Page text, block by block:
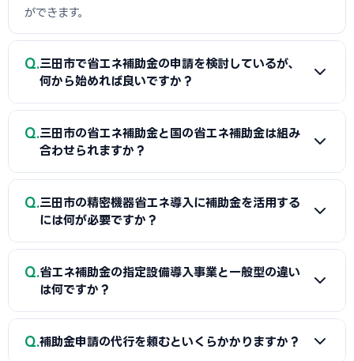
ができます。
Q 三田市で省エネ補助金の申請を検討しているが、
何から始めれば良いですか？
A
まずは省エネ診断（無料または費用補助あり）を受けて
エネルギー使用状況を把握することが第一歩です。次に三田
ついて相談し、GビズIDプライムの取得（2〜3週間必要）を
並行して進めましょう。公募スケジュールに合わせた準備が採
択への近道です。
Q 三田市の省エネ補助金と国の省エネ補助金は組み
合わせられますか？
A
経費項目が重複しなければ三田市（または都道府県）の省
エネ補助金と国のSII補助金の併用が可能です。例えば太陽光
る組み合わせが一般的です。三田商工会で最適な経費配分の
事前確認をお勧めします。
Q 三田市の精密機器省エネ導入に補助金を活用する
には何が必要ですか？
A
省エネ補助金（SII類型）の申請に必要な基本書類は、G
ビズIDプライム・省エネ計算書（現状比較）・設備メーカー
メーカーまたは省エネ診断機関の協力が必要です。三田商工
会で対象設備・申請書類の確認と診断機関の紹介を受けるこ
Q 省エネ補助金の指定設備導入事業と一般型の違い
は何ですか？
A
指定設備導入事業は事前登録された省エネ設備から選ぶ
Q 補助金申請の代行を頼むといくらかかりますか？